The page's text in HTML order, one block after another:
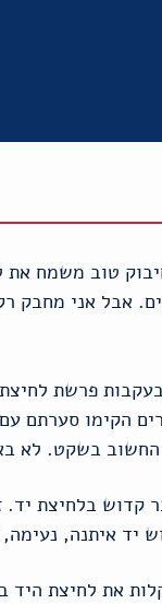
טוב משמח את
אבל אני מחבק
פרשת
הקימו סערתם
החשוב בשקט. לא
קדוש בלחיצת
יד איתנה,
את לחיצת